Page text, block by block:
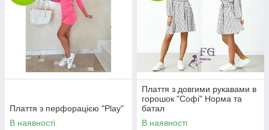
Плаття з перфорацією "Play"
В наявності
Плаття з довгими рукавами в
горошок "Софі" Норма та
батал
В наявності